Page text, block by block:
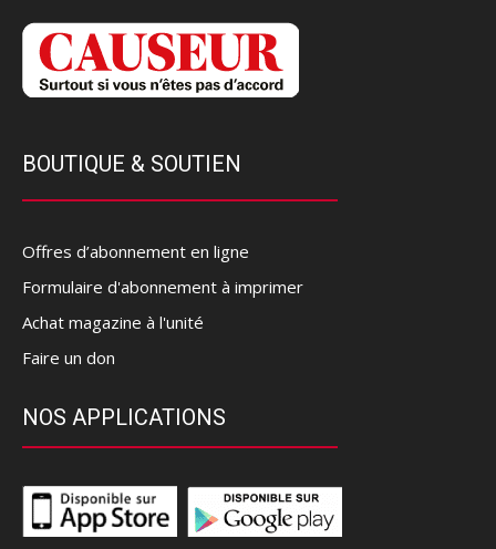
BOUTIQUE & SOUTIEN
Offres d’abonnement en ligne
Formulaire d'abonnement à imprimer
Achat magazine à l'unité
Faire un don
NOS APPLICATIONS